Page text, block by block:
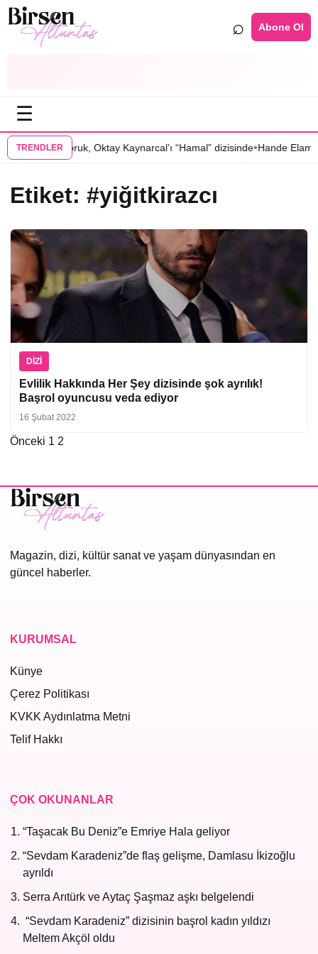
⌕ Abone Ol
☰
TRENDLER
Caner Cindoruk, Oktay Kaynarcal’ı “Hamal” dizisinde•Hande
Etiket: #yiğitkirazcı
DIZI
Evlilik Hakkında Her Şey dizisinde şok ayrılık!
Başrol oyuncusu veda ediyor
16 Şubat 2022
Yazı
Önceki 1 2
Magazin, dizi, kültür sanat ve yaşam dünyasından en
güncel haberler.
KURUMSAL
Künye
Çerez Politikası
KVKK Aydınlatma Metni
Telif Hakkı
ÇOK OKUNANLAR
“Taşacak Bu Deniz”e Emriye Hala geliyor
“Sevdam Karadeniz”de flaş gelişme, Damlasu İkizoğlu
ayrıldı
Serra Arıtürk ve Aytaç Şaşmaz aşkı belgelendi
“Sevdam Karadeniz” dizisinin başrol kadın yıldızı
Meltem Akçöl oldu